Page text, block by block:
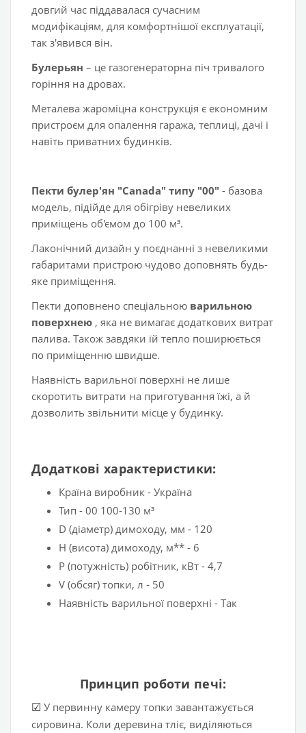
довгий час піддавалася сучасним
модифікаціям, для комфортнішої експлуатації,
так з'явився він.
Булерьян – це газогенераторна піч тривалого
горіння на дровах.
Металева жароміцна конструкція є економним
пристроєм для опалення гаража, теплиці, дачі і
навіть приватних будинків.
Пекти булер'ян "Canada" типу "00" - базова
модель, підійде для обігріву невеликих
приміщень об'ємом до 100 м³.
Лаконічний дизайн у поєднанні з невеликими
габаритами пристрою чудово доповнять будь-
яке приміщення.
Пекти доповнено спеціальною варильною
поверхнею , яка не вимагає додаткових витрат
палива. Також завдяки їй тепло поширюється
по приміщенню швидше.
Наявність варильної поверхні не лише
скоротить витрати на приготування їжі, а й
дозволить звільнити місце у будинку.
Додаткові характеристики:
Країна виробник - Україна
Тип - 00 100-130 м³
D (діаметр) димоходу, мм - 120
H (висота) димоходу, м** - 6
P (потужність) робітник, кВт - 4,7
V (обсяг) топки, л - 50
Наявність варильної поверхні - Так
Принцип роботи печі:
☑ У первинну камеру топки завантажується
сировина. Коли деревина тліє, виділяються